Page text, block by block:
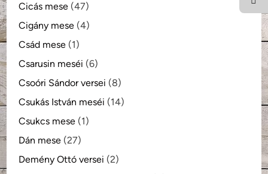
Cicás mese (47)
Cigány mese (4)
Csád mese (1)
Csarusin meséi (6)
Csoóri Sándor versei (8)
Csukás István meséi (14)
Csukcs mese (1)
Dán mese (27)
Demény Ottó versei (2)